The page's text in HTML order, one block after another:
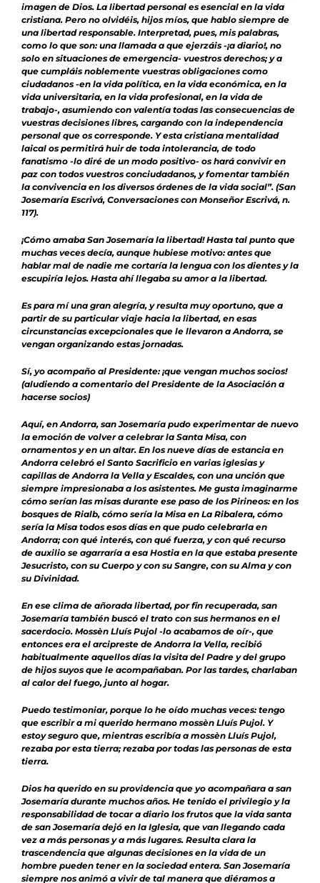
imagen de Dios. La libertad personal es esencial en la vida
cristiana. Pero no olvidéis, hijos míos, que hablo siempre de
una libertad responsable. Interpretad, pues, mis palabras,
como lo que son: una llamada a que ejerzáis -¡a diario!, no
solo en situaciones de emergencia- vuestros derechos; y a
que cumpláis noblemente vuestras obligaciones como
ciudadanos -en la vida política, en la vida económica, en la
vida universitaria, en la vida profesional, en la vida de
trabajo-, asumiendo con valentía todas las consecuencias de
vuestras decisiones libres, cargando con la independencia
personal que os corresponde. Y esta cristiana mentalidad
laical os permitirá huir de toda intolerancia, de todo
fanatismo -lo diré de un modo positivo- os hará convivir en
paz con todos vuestros conciudadanos, y fomentar también
la convivencia en los diversos órdenes de la vida social”. (San
Josemaría Escrivá, Conversaciones con Monseñor Escrivá, n.
117).
¡Cómo amaba San Josemaría la libertad! Hasta tal punto que
muchas veces decía, aunque hubiese motivo: antes que
hablar mal de nadie me cortaría la lengua con los dientes y la
escupiría lejos. Hasta ahí llegaba su amor a la libertad.
Es para mí una gran alegría, y resulta muy oportuno, que a
partir de su particular viaje hacia la libertad, en esas
circunstancias excepcionales que le llevaron a Andorra, se
vengan organizando estas jornadas.
Sí, yo acompaño al Presidente: ¡que vengan muchos socios!
(aludiendo a comentario del Presidente de la Asociación a
hacerse socios)
Aquí, en Andorra, san Josemaría pudo experimentar de nuevo
la emoción de volver a celebrar la Santa Misa, con
ornamentos y en un altar. En los nueve días de estancia en
Andorra celebró el Santo Sacrificio en varias iglesias y
capillas de Andorra la Vella y Escaldes, con una unción que
siempre impresionaba a los asistentes. Me gusta imaginarme
cómo serían las misas durante ese paso de los Pirineos: en los
bosques de Rialb, cómo sería la Misa en La Ribalera, cómo
sería la Misa todos esos días en que pudo celebrarla en
Andorra; con qué interés, con qué fuerza, y con qué recurso
de auxilio se agarraría a esa Hostia en la que estaba presente
Jesucristo, con su Cuerpo y con su Sangre, con su Alma y con
su Divinidad.
En ese clima de añorada libertad, por fin recuperada, san
Josemaría también buscó el trato con sus hermanos en el
sacerdocio. Mossèn Lluís Pujol -lo acabamos de oír-, que
entonces era el arcipreste de Andorra la Vella, recibió
habitualmente aquellos días la visita del Padre y del grupo
de hijos suyos que le acompañaban. Por las tardes, charlaban
al calor del fuego, junto al hogar.
Puedo testimoniar, porque lo he oído muchas veces: tengo
que escribir a mi querido hermano mossèn Lluís Pujol. Y
estoy seguro que, mientras escribía a mossèn Lluís Pujol,
rezaba por esta tierra; rezaba por todas las personas de esta
tierra.
Dios ha querido en su providencia que yo acompañara a san
Josemaría durante muchos años. He tenido el privilegio y la
responsabilidad de tocar a diario los frutos que la vida santa
de san Josemaría dejó en la Iglesia, que van llegando cada
vez a más personas y a más lugares. Resulta clara la
trascendencia que algunas decisiones en la vida de un
hombre pueden tener en la sociedad entera. San Josemaría
siempre nos animó a vivir de tal manera que diéramos a